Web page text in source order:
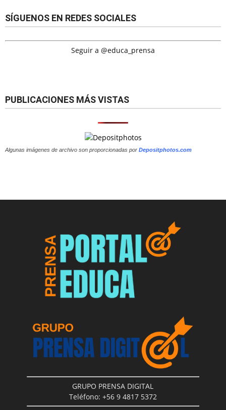
SÍGUENOS EN REDES SOCIALES
Seguir a @educa_prensa
PUBLICACIONES MÁS VISTAS
Algunas imágenes de archivo son proporcionadas por Depositphotos.com
GRUPO PRENSA DIGITAL
Teléfono: +56 9 4817 5372